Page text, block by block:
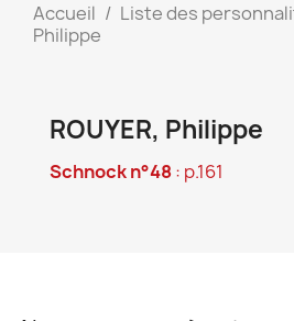
Accueil Liste des
Philippe
ROUYER, Philippe
Schnock n°48: p.161